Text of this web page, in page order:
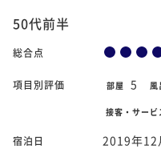
50代前半
総合点
項目別評価 部屋 5 風
接客・サービ
宿泊日 2019年12